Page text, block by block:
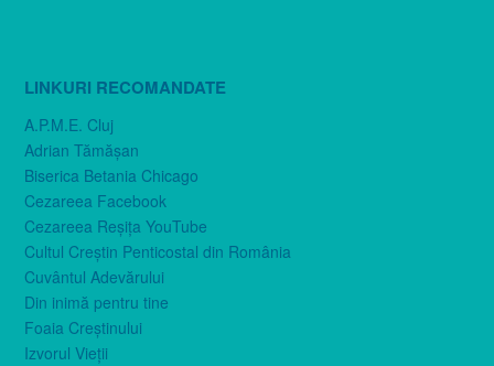
LINKURI RECOMANDATE
A.P.M.E. Cluj
Adrian Tămăşan
Biserica Betania Chicago
Cezareea Facebook
Cezareea Reşiţa YouTube
Cultul Creştin Penticostal din România
Cuvântul Adevărului
Din inimă pentru tine
Foaia Creştinului
Izvorul Vieţii